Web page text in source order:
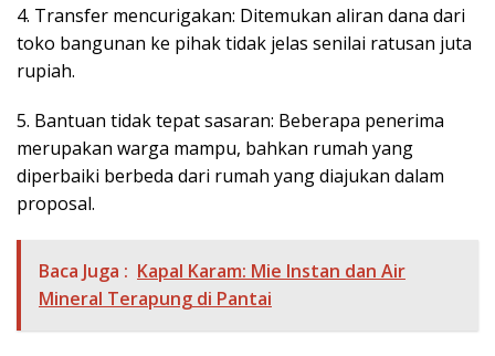
4. Transfer mencurigakan: Ditemukan aliran dana dari
toko bangunan ke pihak tidak jelas senilai ratusan juta
rupiah.
5. Bantuan tidak tepat sasaran: Beberapa penerima
merupakan warga mampu, bahkan rumah yang
diperbaiki berbeda dari rumah yang diajukan dalam
proposal.
Baca Juga : Kapal Karam: Mie Instan dan Air
Mineral Terapung di Pantai